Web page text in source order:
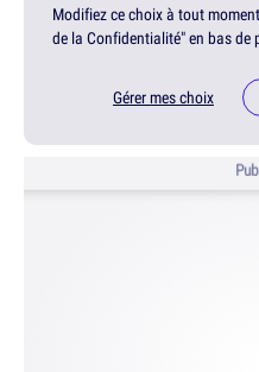
Modifiez ce choix à tout
de la Confidentialité" en bas de
Gérer mes choix